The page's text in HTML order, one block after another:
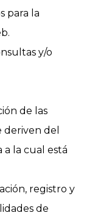
para la
y/o
de las
deriven del
la cual está
registro y
de